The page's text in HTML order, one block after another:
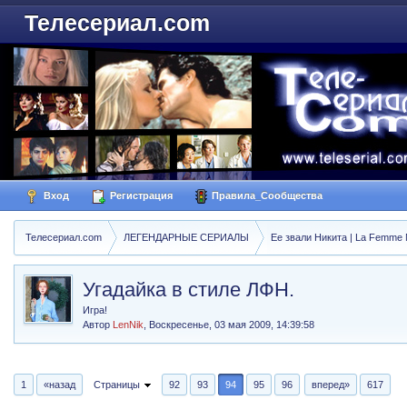
Телесериал.com
Вход Регистрация Правила_Сообщества
Телесериал.com ЛЕГЕНДАРНЫЕ СЕРИАЛЫ Ее звали Никита | La Femme
Угадайка в стиле ЛФН.
Игра!
Автор LenNik Воскресенье, 03 мая 2009, 14:39:58
1 «назад Страницы 92 93 94 95 96 вперед» 617